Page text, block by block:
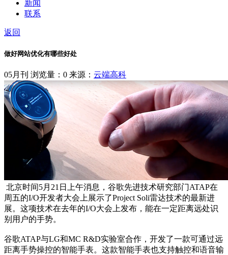
新闻
联系
返回
做好网站优化有哪些好处
05月刊 浏览量：0 来源： 云端高科
北京时间5月21日上午消息，谷歌先进技术研究部门ATAP在
周五的I/O开发者大会上展示了Project Soli雷达技术的最新进
展。这项技术在去年的I/O大会上发布，能在一定距离远处识
别用户的手势。
谷歌ATAP与LG和MC R&D实验室合作，开发了一款可通过远
距离手势操控的智能手表。这款智能手表也支持触控和语音输